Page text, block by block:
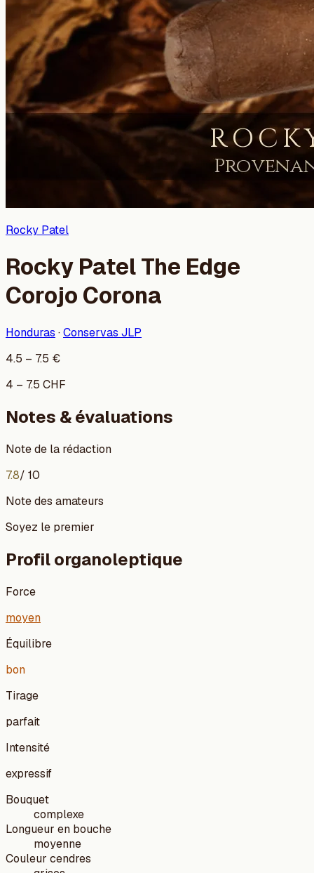
Rocky Patel
Rocky Patel The Edge
Corojo Corona
Honduras ·Conservas JLP
4.5 – 7.5 €
4 – 7.5 CHF
Notes & évaluations
Note de la rédaction
7.8/ 10
Note des amateurs
Soyez le premier
Profil organoleptique
Force
moyen
Équilibre
bon
Tirage
parfait
Intensité
expressif
Bouquet
complexe
Longueur en bouche
moyenne
Couleur cendres